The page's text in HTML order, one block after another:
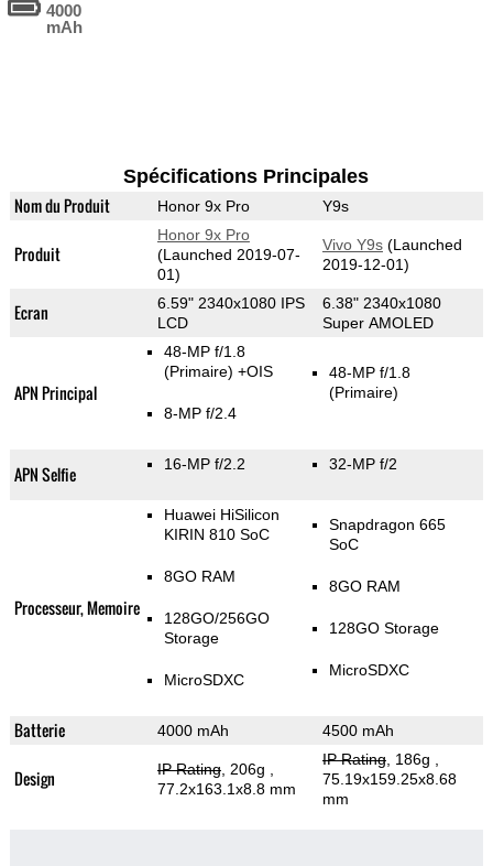
4000
mAh
Spécifications Principales
Nom du Produit Honor 9x Pro Y9s
Produit
Honor 9x Pro
(Launched 2019-07-
01)
Vivo Y9s(Launched
2019-12-01)
Ecran
6.59" 2340x1080 IPS
LCD
6.38" 2340x1080
Super AMOLED
APN Principal
48-MP f/1.8
(Primaire) +OIS
8-MP f/2.4
48-MP f/1.8
(Primaire)
APN Selfie 16-MP f/2.2 32-MP f/2
Processeur, Memoire
Huawei HiSilicon
KIRIN 810 SoC
8GO RAM
128GO/256GO
Storage
MicroSDXC
Snapdragon 665
SoC
8GO RAM
128GO Storage
MicroSDXC
Batterie 4000 mAh 4500 mAh
Design IP Rating, 206g
77.2x163.1x8.8 mm
IP Rating, 186g
75.19x159.25x8.68
mm